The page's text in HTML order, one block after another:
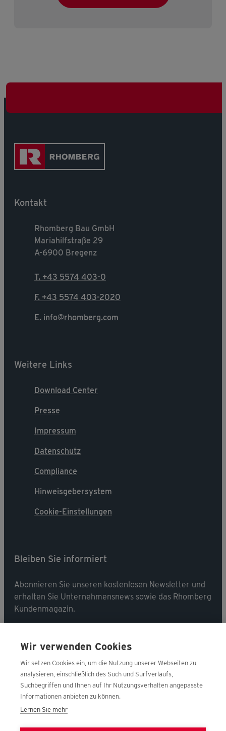
Kontakt
Rhomberg Bau GmbH
Mariahilfstraße 29
A-6900 Bregenz
T. +43 5574 403-0
F. +43 5574 403-2020
E. info@rhomberg.com
Weitere Links
Download Center
Presse
Impressum
Datenschutz
Compliance
Hinweisgebersystem
Cookie-Einstellungen
Bleiben Sie informiert
Abonnieren Sie unseren kostenlosen Newsletter und
erhalten Sie Unternehmensnews sowie das Rhomberg
Kundenmagazin.
Jetzt abonnieren
Folgen Sie uns
Wir verwenden Cookies
Wir setzen Cookies ein, um die Nutzung unserer Webseiten zu
analysieren, einschließlich des Such und Surfverlaufs,
Suchbegriffen und Ihnen auf Ihr Nutzungsverhalten angepasste
Informationen anbieten zu können.
Lernen Sie mehr